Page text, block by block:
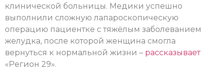
клинической больницы. Медики успешно
выполнили сложную лапароскопическую
операцию пациентке с тяжёлым заболеванием
желудка, после которой женщина смогла
вернуться к нормальной жизни – рассказывает
«Регион 29».